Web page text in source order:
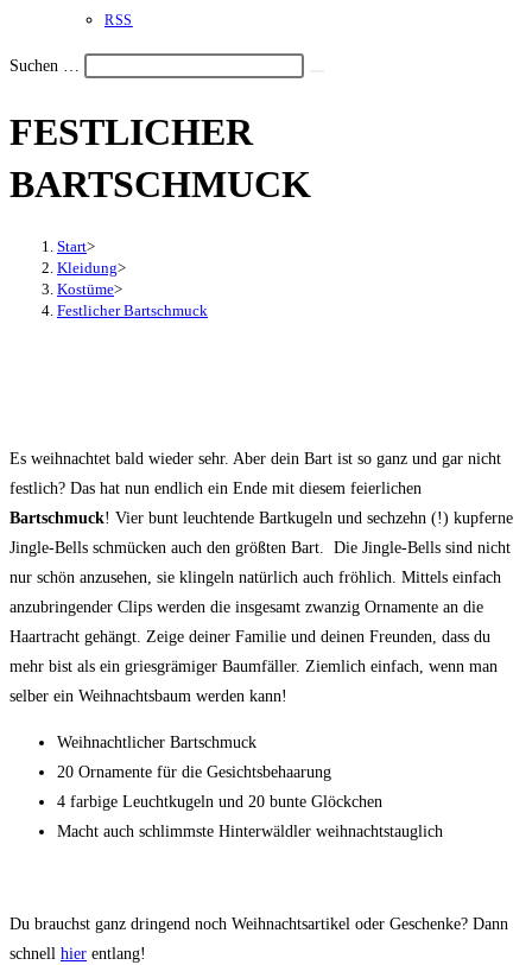
RSS
Suchen …
den
um,
Menü
FESTLICHER
BARTSCHMUCK
Start>
Kleidung>
Kostüme>
Festlicher Bartschmuck
Es weihnachtet bald wieder sehr. Aber dein Bart ist so ganz und gar nicht
festlich? Das hat nun endlich ein Ende mit diesem feierlichen
Bartschmuck! Vier bunt leuchtende Bartkugeln und sechzehn (!) kupferne
Jingle-Bells schmücken auch den größten Bart. Die Jingle-Bells sind nicht
nur schön anzusehen, sie klingeln natürlich auch fröhlich. Mittels einfach
anzubringender Clips werden die insgesamt zwanzig Ornamente an die
Haartracht gehängt. Zeige deiner Familie und deinen Freunden, dass du
mehr bist als ein griesgrämiger Baumfäller. Ziemlich einfach, wenn man
selber ein Weihnachtsbaum werden kann!
Weihnachtlicher Bartschmuck
20 Ornamente für die Gesichtsbehaarung
4 farbige Leuchtkugeln und 20 bunte Glöckchen
Macht auch schlimmste Hinterwäldler weihnachtstauglich
Du brauchst ganz dringend noch Weihnachtsartikel oder Geschenke? Dann
schnell hier entlang!